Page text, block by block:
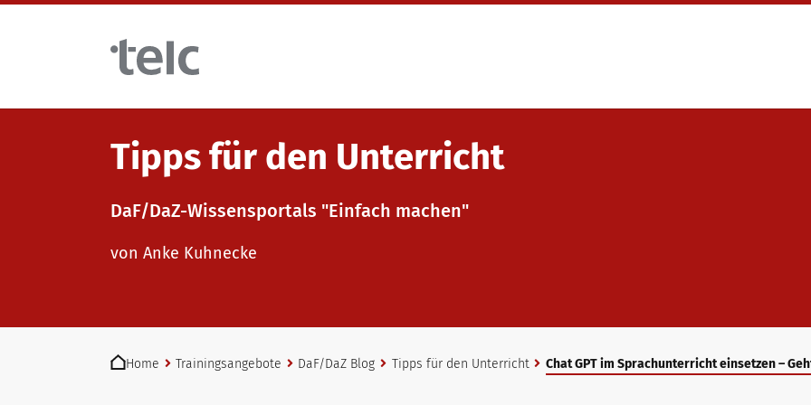
Skip to main content
Sprachprüfungen
telc Prüfungen digital mit DIGItelc 2.0
telc Remote Tests
Lehrmaterialien
Allgemeinsprachliches Deutsch
Fortbildungen: Unterrichten
Tipps für den Unterricht
DaF/DaZ-Wissensportals "Einfach machen"
von Anke Kuhnecke
Home
Trainingsangebote DaF/DaZ Blog Tipps für den Unterricht Chat GPT im Sprachunterricht einsetzen –